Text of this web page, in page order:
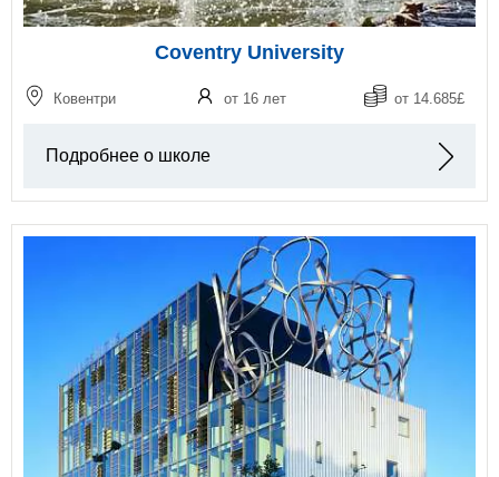
Coventry University
Ковентри от 16 лет от 14.685£
Подробнее о школе